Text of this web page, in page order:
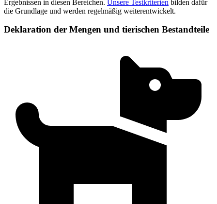
Ergebnissen in diesen Bereichen. Unsere Testkriterien bilden dafür
die Grundlage und werden regelmäßig weiterentwickelt.
Deklaration der Mengen und tierischen Bestandteile